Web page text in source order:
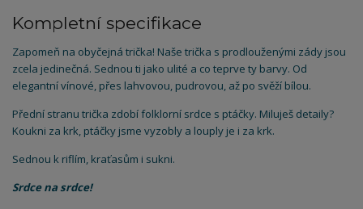
Kompletní specifikace
Zapomeň na obyčejná trička! Naše trička s prodlouženými zády jsou
zcela jedinečná. Sednou ti jako ulité a co teprve ty barvy. Od
elegantní vínové, přes lahvovou, pudrovou, až po svěží bílou.
Přední stranu trička zdobí folklorní srdce s ptáčky. Miluješ detaily?
Koukni za krk, ptáčky jsme vyzobly a louply je i za krk.
Sednou k riflím, kraťasům i sukni.
Srdce na srdce!